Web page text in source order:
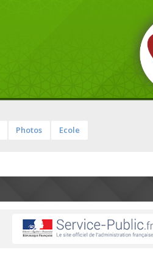
Photos Ecole